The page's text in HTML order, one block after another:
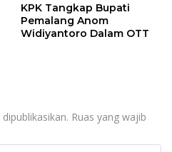
KPK Tangkap Bupati
Pemalang Anom
Widiyantoro Dalam OTT
Ruas yang wajib